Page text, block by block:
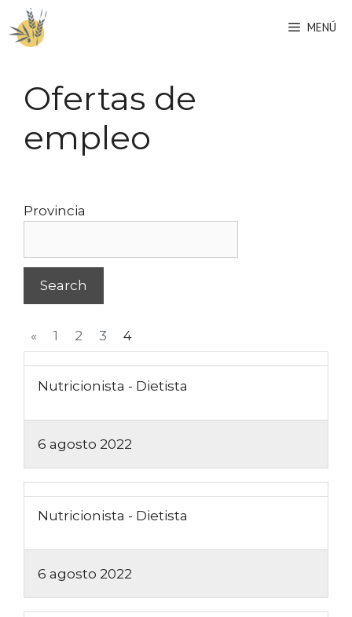
Saltar
al
contenido
MENÚ
Ofertas de
empleo
Provincia
« 1 2 3 4
Nutricionista - Dietista
6 agosto 2022
Nutricionista - Dietista
6 agosto 2022